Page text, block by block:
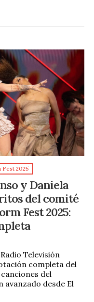
2025
y Daniela
del comité
Fest 2025:
Televisión
completa del
del
avanzado desde El